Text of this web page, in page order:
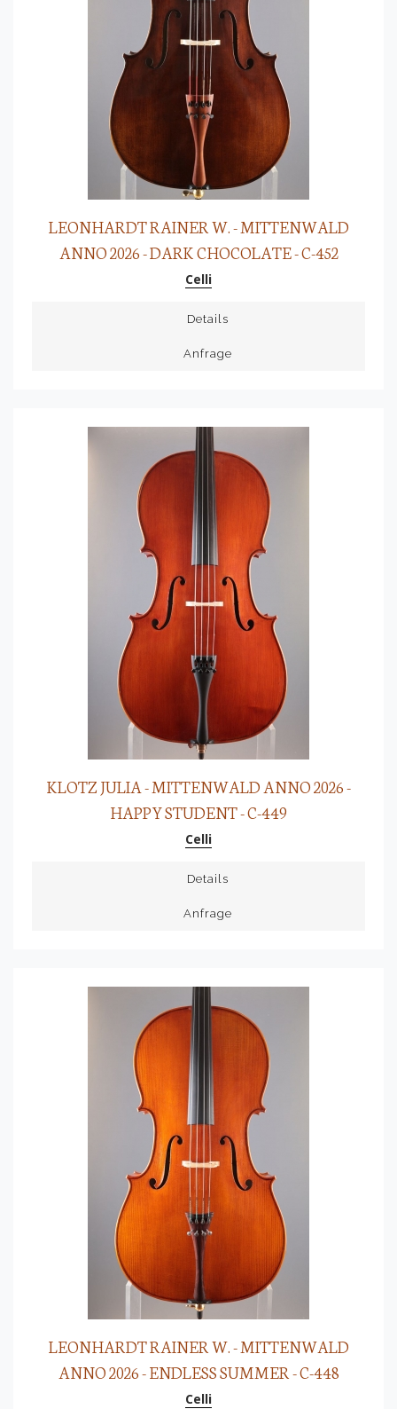
LEONHARDT RAINER W. - MITTENWALD
ANNO 2026 - DARK CHOCOLATE - C-452
Celli
Details
Anfrage
KLOTZ JULIA - MITTENWALD ANNO 2026 -
HAPPY STUDENT - C-449
Celli
Details
Anfrage
LEONHARDT RAINER W. - MITTENWALD
ANNO 2026 - ENDLESS SUMMER - C-448
Celli